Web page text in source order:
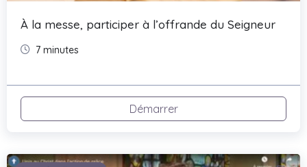
À la messe, participer à l’offrande du Seigneur​
7 minutes
Démarrer